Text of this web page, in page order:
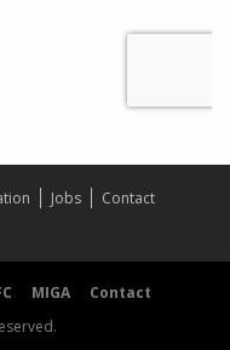
Jobs
Contact
MIGA
Contact